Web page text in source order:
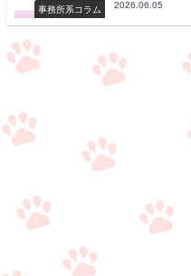
事務所系コラム 2026.06.05